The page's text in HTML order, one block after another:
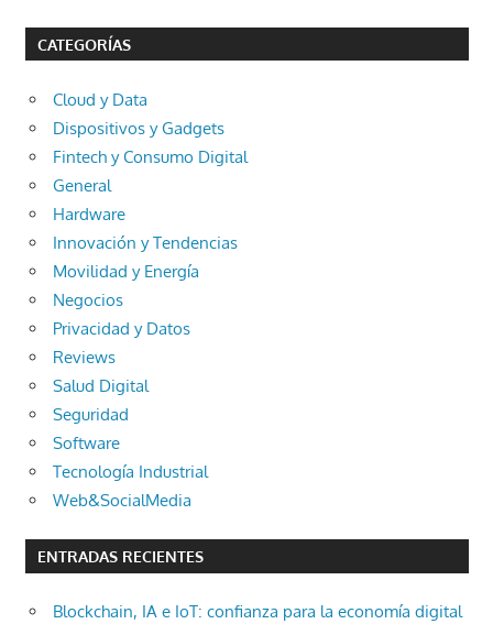
CATEGORÍAS
Cloud y Data
Dispositivos y Gadgets
Fintech y Consumo Digital
General
Hardware
Innovación y Tendencias
Movilidad y Energía
Negocios
Privacidad y Datos
Reviews
Salud Digital
Seguridad
Software
Tecnología Industrial
Web&SocialMedia
ENTRADAS RECIENTES
Blockchain, IA e IoT: confianza para la economía digital